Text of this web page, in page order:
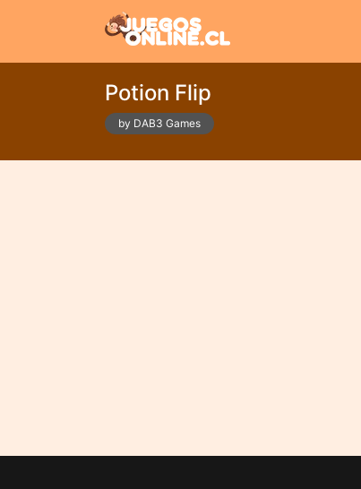
Potion Flip
by DAB3 Games